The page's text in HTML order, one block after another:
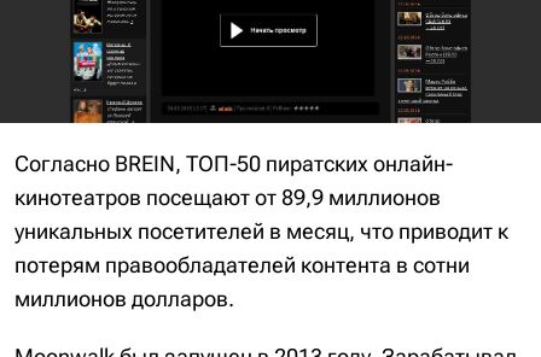
Согласно BREIN, ТОП-50 пиратских онлайн-
кинотеатров посещают от 89,9 миллионов
уникальных посетителей в месяц, что приводит к
потерям правообладателей контента в сотни
миллионов долларов.